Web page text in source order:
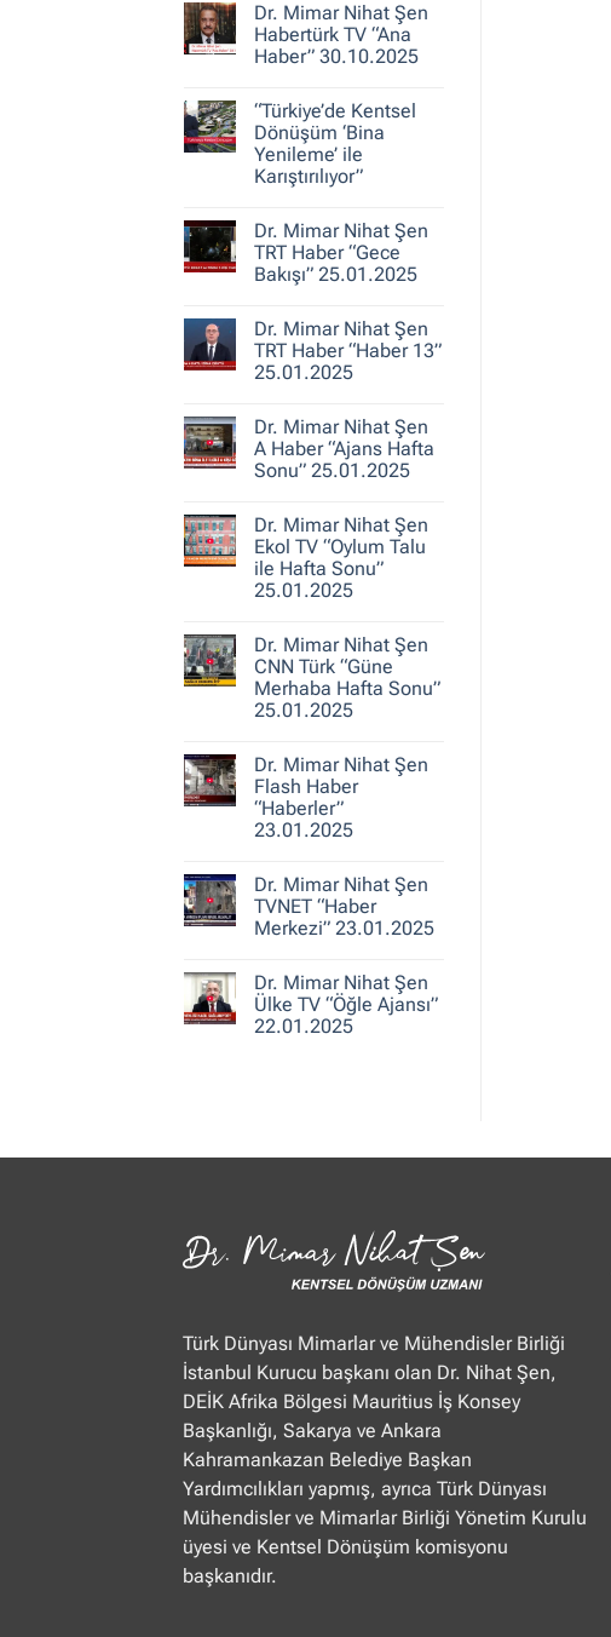
30.10.2025
Dr.
Mimar
Nihat
Şen
Hikayeleri
–
Belediye
Gerçeği
Dr. Mimar Nihat Şen
Habertürk TV “Ana
Haber” 30.10.2025
Dr.
Mimar
Nihat
Şen
Habertürk
Haber”
30.10.2025
“Türkiye’de Kentsel
Dönüşüm ‘Bina
Yenileme’ ile
Karıştırılıyor”
“Türkiye’de
Kentsel
Dönüşüm
‘Bina
Karıştırılıyor”
Dr. Mimar Nihat Şen
TRT Haber “Gece
Bakışı” 25.01.2025
Dr.
Mimar
Nihat
Şen
“Gece
Bakışı”
25.01.2025
Dr. Mimar Nihat Şen
TRT Haber “Haber 13”
25.01.2025
Dr.
Mimar
Nihat
Şen
“Haber
13”
25.01.2025
Dr. Mimar Nihat Şen
A Haber “Ajans Hafta
Sonu” 25.01.2025
Dr.
Mimar
Nihat
Şen
A
Hafta
Sonu”
25.01.2025
Dr. Mimar Nihat Şen
Ekol TV “Oylum Talu
ile Hafta Sonu”
25.01.2025
Dr.
Mimar
Nihat
Şen
Ekol
Talu
ile
Hafta
Sonu”
25.01.2025
Dr. Mimar Nihat Şen
CNN Türk “Güne
Merhaba Hafta Sonu”
25.01.2025
Dr.
Mimar
Nihat
Şen
CNN
Merhaba
Hafta
Sonu”
25.01.2025
Dr. Mimar Nihat Şen
Flash Haber
“Haberler”
23.01.2025
Dr.
Mimar
Nihat
Şen
“Haberler”
23.01.2025
Dr. Mimar Nihat Şen
TVNET “Haber
Merkezi” 23.01.2025
Dr.
Mimar
Nihat
Şen
Dr. Mimar Nihat Şen
Ülke TV “Öğle Ajansı”
22.01.2025
TV
Türk Dünyası Mimarlar ve Mühendisler Birliği
İstanbul Kurucu başkanı olan Dr. Nihat Şen,
DEİK Afrika Bölgesi Mauritius İş Konsey
Başkanlığı, Sakarya ve Ankara
Kahramankazan Belediye Başkan
Yardımcılıkları yapmış, ayrıca Türk Dünyası
Mühendisler ve Mimarlar Birliği Yönetim Kurulu
üyesi ve Kentsel Dönüşüm komisyonu
başkanıdır.